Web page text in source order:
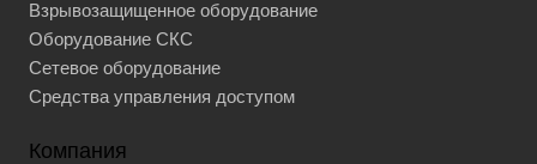
Взрывозащищенное оборудование
Оборудование СКС
Сетевое оборудование
Средства управления доступом
Компания